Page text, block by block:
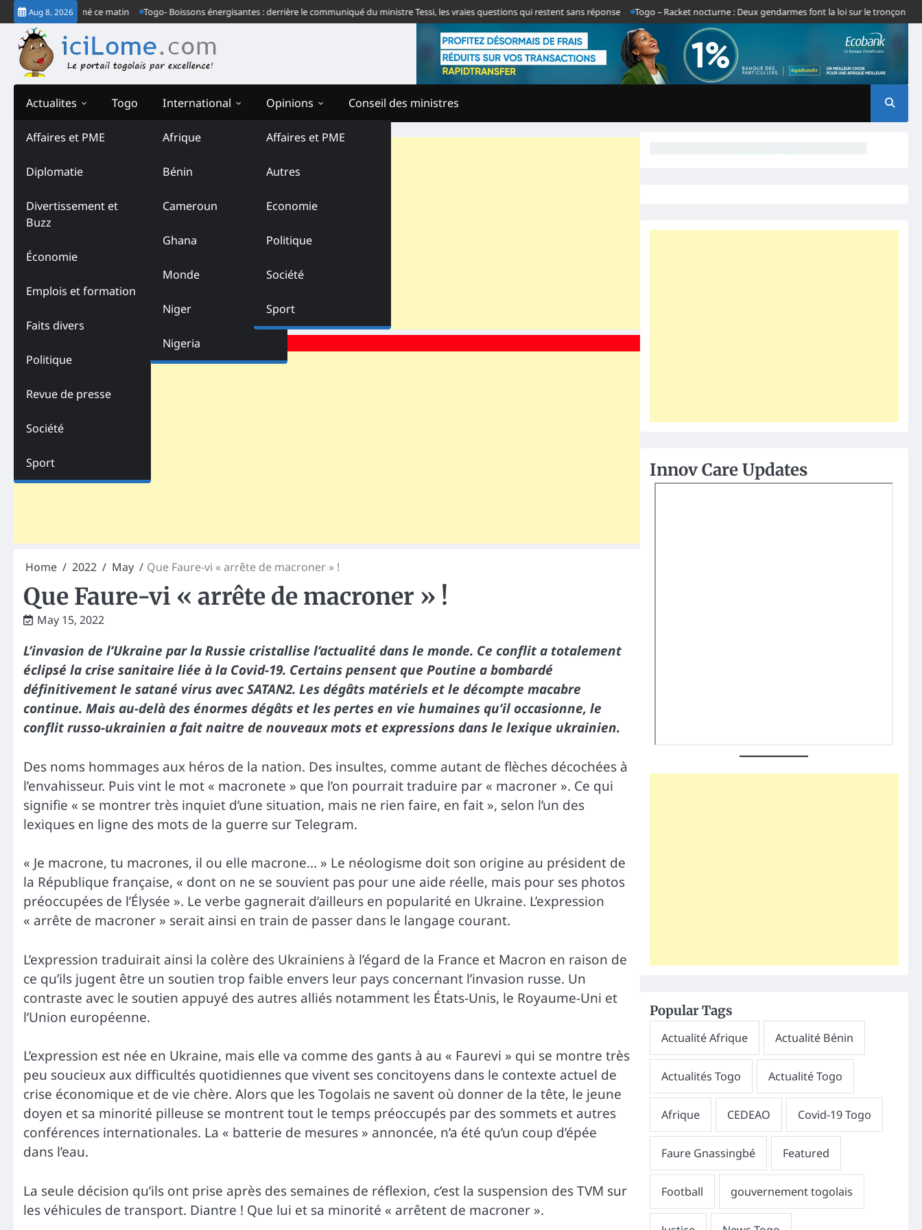
Skip
to
content
Aug 8, 2026
à Lomé ce matin Togo- Boissons énergisantes : derrière le communiqué du ministre Tessi, les vraies questions qui restent sans réponse Togo – Racket nocturne : Deux gendarmes font la loi sur le tronçon Gbatope-
Actualites
Affaires et PME
Diplomatie
Divertissement et
Buzz
Économie
Emplois et formation
Faits divers
Politique
Revue de presse
Société
Sport
Togo International
Afrique
Bénin
Cameroun
Ghana
Monde
Niger
Nigeria
Opinions
Affaires et PME
Autres
Economie
Politique
Société
Sport
Conseil des ministres
Home 2022 May Que Faure-vi « arrête de macroner » !
Que Faure-vi « arrête de macroner » !
May 15, 2022
L’invasion de l’Ukraine par la Russie cristallise l’actualité dans le monde. Ce conflit a totalement
éclipsé la crise sanitaire liée à la Covid-19. Certains pensent que Poutine a bombardé
définitivement le satané virus avec SATAN2. Les dégâts matériels et le décompte macabre
continue. Mais au-delà des énormes dégâts et les pertes en vie humaines qu’il occasionne, le
conflit russo-ukrainien a fait naitre de nouveaux mots et expressions dans le lexique ukrainien.
Des noms hommages aux héros de la nation. Des insultes, comme autant de flèches décochées à
l’envahisseur. Puis vint le mot « macronete » que l’on pourrait traduire par « macroner ». Ce qui
signifie « se montrer très inquiet d’une situation, mais ne rien faire, en fait », selon l’un des
lexiques en ligne des mots de la guerre sur Telegram.
« Je macrone, tu macrones, il ou elle macrone… » Le néologisme doit son origine au président de
la République française, « dont on ne se souvient pas pour une aide réelle, mais pour ses photos
préoccupées de l’Élysée ». Le verbe gagnerait d’ailleurs en popularité en Ukraine. L’expression
« arrête de macroner » serait ainsi en train de passer dans le langage courant.
L’expression traduirait ainsi la colère des Ukrainiens à l’égard de la France et Macron en raison de
ce qu’ils jugent être un soutien trop faible envers leur pays concernant l’invasion russe. Un
contraste avec le soutien appuyé des autres alliés notamment les États-Unis, le Royaume-Uni et
l’Union européenne.
L’expression est née en Ukraine, mais elle va comme des gants à au « Faurevi » qui se montre très
peu soucieux aux difficultés quotidiennes que vivent ses concitoyens dans le contexte actuel de
crise économique et de vie chère. Alors que les Togolais ne savent où donner de la tête, le jeune
doyen et sa minorité pilleuse se montrent tout le temps préoccupés par des sommets et autres
conférences internationales. La « batterie de mesures » annoncée, n’a été qu’un coup d’épée
dans l’eau.
La seule décision qu’ils ont prise après des semaines de réflexion, c’est la suspension des TVM sur
les véhicules de transport. Diantre ! Que lui et sa minorité « arrêtent de macroner ».
Innov Care Updates
Popular Tags